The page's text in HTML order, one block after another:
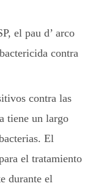
el pau d’ arco
contra
contra las
tiene un largo
El
el tratamiento
durante el